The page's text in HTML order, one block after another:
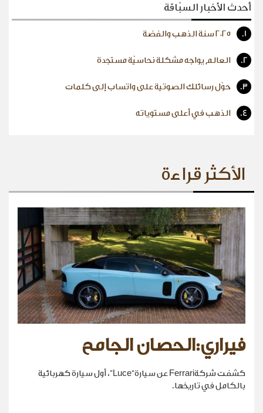
أحدث الأخبار السبّاقة
1. ٢٠٢٥ سنة الذهب والفضة
2. العالم يواجه مشكلة نحاسيّة مستجدة
3. حوّل رسائلك الصوتية على واتساب إلى كلمات
4. الذهب في أعلى مستوياته
الأكثر قراءة
فيراري:الحصان الجامح
كشفت شركةFerrari عن سيارة“Luce”، أول سيارة كهربائية
بالكامل في تاريخها.